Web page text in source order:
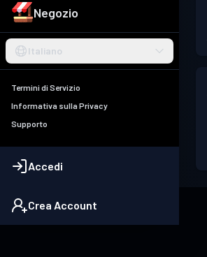
Negozio
Italiano
Termini di Servizio
Informativa sulla Privacy
Supporto
Accedi
Crea Account